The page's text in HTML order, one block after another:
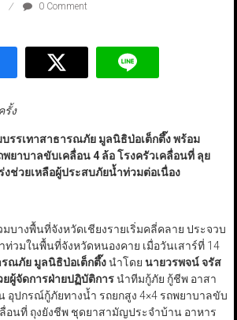
0 Comment
รั้ง
รรเทาสาธารณภัย มูลนิธิป่อเต็กตึ๊ง พร้อม
พยาบาลขับเคลื่อน 4 ล้อ โรงครัวเคลื่อนที่ ลุย
งช่วยเหลือผู้ประสบภัยน้ำท่วมต่อเนื่อง
างพื้นที่จังหวัดเชียงรายเริ่มคลี่คลาย ประจวบ
วมในพื้นที่จังหวัดหนองคาย เมื่อวันเสาร์ที่ 14
ณภัย มูลนิธิป่อเต็กตึ๊งนำโดย นายวรพจน์ จรัส
ยผู้จัดการฝ่ายปฏิบัติการนำทีมกู้ภัย กู้ชีพ อาสา
อุปกรณ์กู้ภัยทางน้ำ รถยกสูง 4×4 รถพยาบาลขับ
ลื่อนที่ ถุงยังชีพ ชุดยาสามัญประจำบ้าน อาหาร